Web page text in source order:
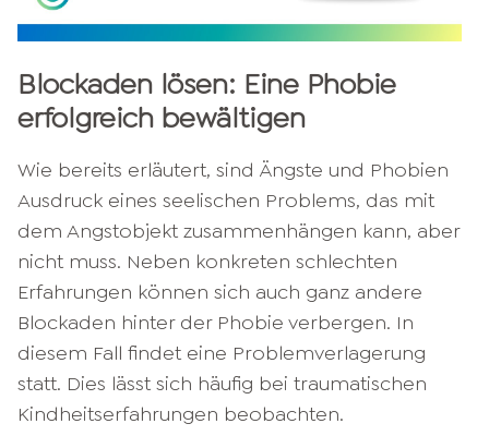
Blockaden lösen: Eine Phobie
erfolgreich bewältigen
Wie bereits erläutert, sind Ängste und Phobien
Ausdruck eines seelischen Problems, das mit
dem Angstobjekt zusammenhängen kann, aber
nicht muss. Neben konkreten schlechten
Erfahrungen können sich auch ganz andere
Blockaden hinter der Phobie verbergen. In
diesem Fall findet eine Problemverlagerung
statt. Dies lässt sich häufig bei traumatischen
Kindheitserfahrungen beobachten.